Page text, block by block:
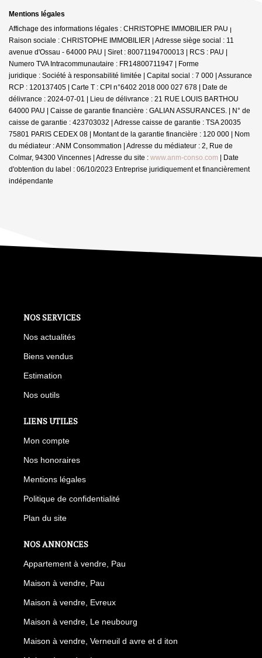
Mentions légales
Affichage des informations légales : CHRISTOPHE IMMOBILIER PAU |
Raison sociale : CHRISTOPHE IMMOBILIER | Adresse siège social : 11
avenue d'Ossau - 64000 PAU | Siret : 80071194700013 | RCS : PAU |
Numero TVA Intracommunautaire : FR14800711947 | Forme
juridique : Société à responsabilité limitée | Capital social : 7 000 | Assurance
RCP : 120137405 | Carte T : CPI n°6402 2018 000 027 678 | Date de
délivrance : 2024-07-01 | Lieu de délivrance : 21 RUE LOUIS BARTHOU
64000 PAU | Caisse de garantie financière : GALIAN ASSURANCES. | N° de
caisse de garantie : 423703032 | Adresse caisse de garantie : TSA 20035
75801 PARIS CEDEX 08 | Montant de la garantie financière : 120 000 | Nom
du médiateur : ANM Consommation | Adresse du médiateur : 2, Rue de
Colmar, 94300 Vincennes | Adresse du site : www.anm-conso.com | Date
d'obtention du label : 06/10/2023 Entreprise juridiquement et financièrement
indépendante
NOS SERVICES
Nos actualités
Biens vendus
Estimation
Nos outils
LIENS UTILES
Mon compte
Nos honoraires
Mentions légales
Politique de confidentialité
Plan du site
NOS ANNONCES
Appartement à vendre, Pau
Maison à vendre, Pau
Maison à vendre, Evreux
Maison à vendre, Le neubourg
Maison à vendre, Verneuil d avre et d iton